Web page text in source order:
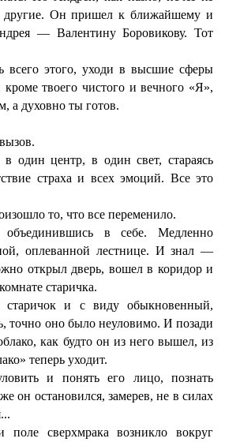
другие. Он пришел к ближайшему и
— Валентину Боровикову. Тот
этого, уходи в высшие сферы
твоего чистого и вечного «Я»,
а духовно ты готов.
один центр, в один свет, стараясь
страха и всех эмоций. Все это
то, что все переменило.
в себе. Медленно
оплеванной лестнице. И знал —
открыл дверь, вошел в коридор и
старичка.
и с виду обыкновенный,
точно оно было неуловимо. И позади
как будто он из него вышел, из
теперь уходит.
и понять его лицо, познать
он остановился, замерев, не в силах
поле сверхмрака возникло вокруг